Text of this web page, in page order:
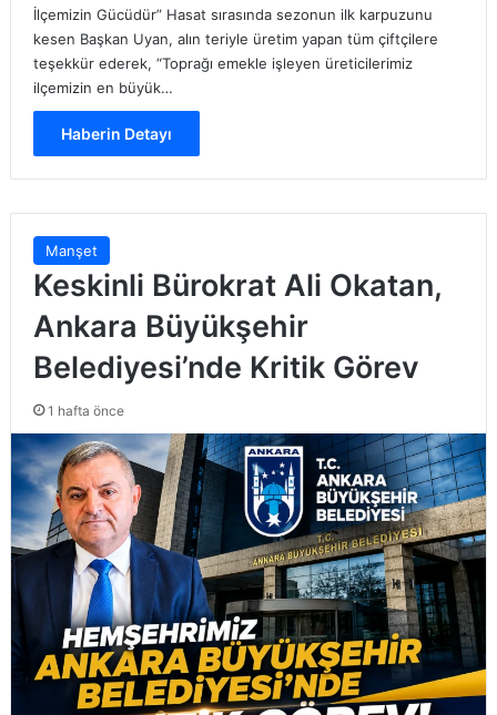
İlçemizin Gücüdür” Hasat sırasında sezonun ilk karpuzunu
kesen Başkan Uyan, alın teriyle üretim yapan tüm çiftçilere
teşekkür ederek, “Toprağı emekle işleyen üreticilerimiz
ilçemizin en büyük…
Haberin Detayı
Manşet
Keskinli Bürokrat Ali Okatan,
Ankara Büyükşehir
Belediyesi’nde Kritik Görev
1 hafta önce